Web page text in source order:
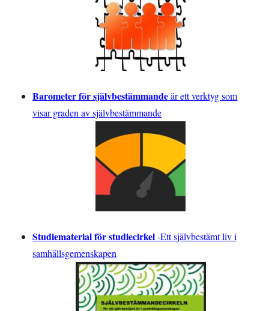
Barometer för självbestämmandeär ett verktyg som
visar graden av självbestämmande
Studiematerial för studiecirkel-Ett självbestämt liv i
samhällsgemenskapen